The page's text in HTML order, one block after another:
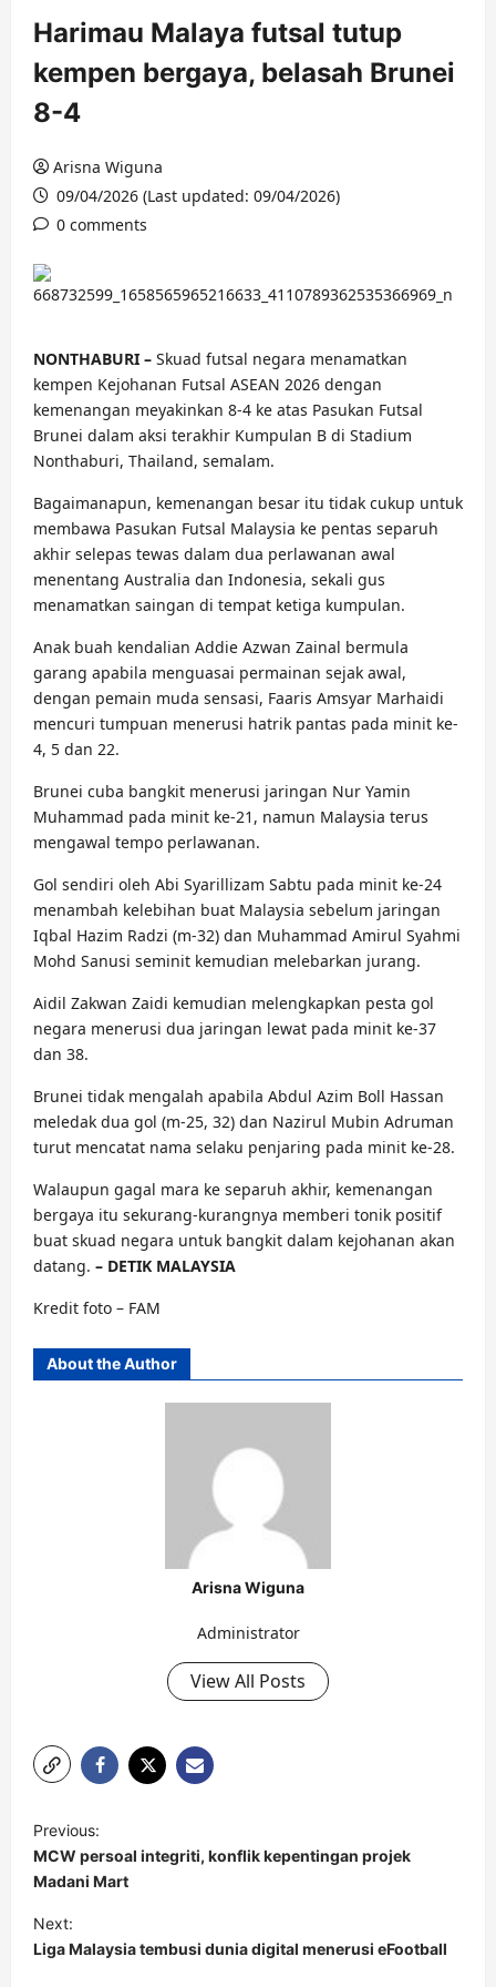
Harimau Malaya futsal tutup
kempen bergaya, belasah Brunei
8-4
Arisna Wiguna
09/04/2026 (Last updated: 09/04/2026)
0 comments
NONTHABURI – Skuad futsal negara menamatkan
kempen Kejohanan Futsal ASEAN 2026 dengan
kemenangan meyakinkan 8-4 ke atas Pasukan Futsal
Brunei dalam aksi terakhir Kumpulan B di Stadium
Nonthaburi, Thailand, semalam.
Bagaimanapun, kemenangan besar itu tidak cukup untuk
membawa Pasukan Futsal Malaysia ke pentas separuh
akhir selepas tewas dalam dua perlawanan awal
menentang Australia dan Indonesia, sekali gus
menamatkan saingan di tempat ketiga kumpulan.
Anak buah kendalian Addie Azwan Zainal bermula
garang apabila menguasai permainan sejak awal,
dengan pemain muda sensasi, Faaris Amsyar Marhaidi
mencuri tumpuan menerusi hatrik pantas pada minit ke-
4, 5 dan 22.
Brunei cuba bangkit menerusi jaringan Nur Yamin
Muhammad pada minit ke-21, namun Malaysia terus
mengawal tempo perlawanan.
Gol sendiri oleh Abi Syarillizam Sabtu pada minit ke-24
menambah kelebihan buat Malaysia sebelum jaringan
Iqbal Hazim Radzi (m-32) dan Muhammad Amirul Syahmi
Mohd Sanusi seminit kemudian melebarkan jurang.
Aidil Zakwan Zaidi kemudian melengkapkan pesta gol
negara menerusi dua jaringan lewat pada minit ke-37
dan 38.
Brunei tidak mengalah apabila Abdul Azim Boll Hassan
meledak dua gol (m-25, 32) dan Nazirul Mubin Adruman
turut mencatat nama selaku penjaring pada minit ke-28.
Walaupun gagal mara ke separuh akhir, kemenangan
bergaya itu sekurang-kurangnya memberi tonik positif
buat skuad negara untuk bangkit dalam kejohanan akan
datang. – DETIK MALAYSIA
Kredit foto – FAM
About the Author
Arisna Wiguna
Administrator
View All Posts
o
s
t
n
Previous:
MCW persoal integriti, konflik kepentingan projek
Madani Mart
Next:
Liga Malaysia tembusi dunia digital menerusi eFootball